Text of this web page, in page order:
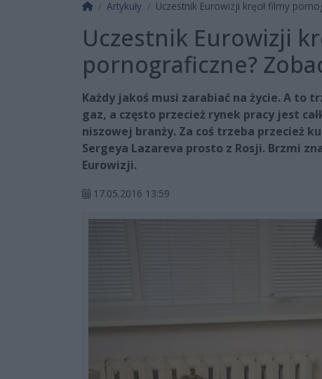
Strona główna
Artykuły Uczestnik Eurowizji kręcił filmy
Uczestnik Eurowizji
pornograficzne?
Każdy jakoś musi zarabiać na życie. A to
gaz, a często przecież rynek pracy jest
niszowej branży. Za coś trzeba przecież
Sergeya Lazareva prosto z Rosji. Brzmi
Eurowizji.
17.05.2016 13:59